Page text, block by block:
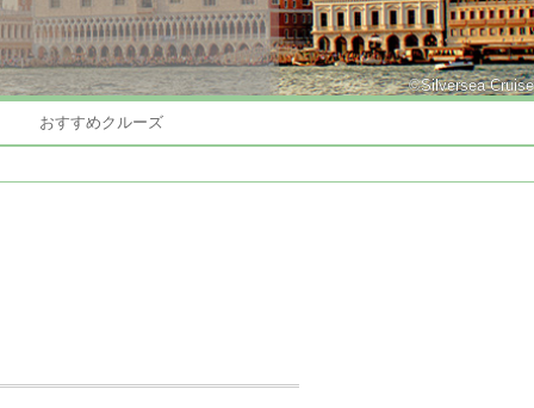
©Silversea Cruise
おすすめクルーズ